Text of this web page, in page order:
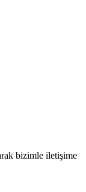
bizimle iletişime